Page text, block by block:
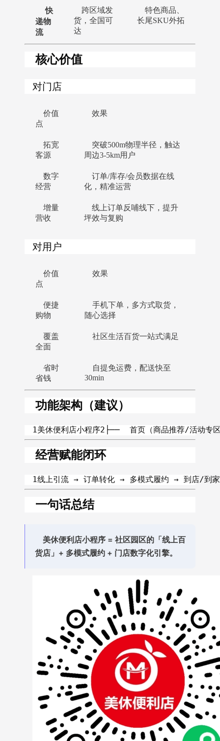
快
递物
流
跨区域发
货，全国可
达
特色商品、
长尾SKU外拓
核心价值
对门店
价值
点
效果
拓宽
客源
突破500m物理半径，触达
周边3-5km用户
数字
经营
订单/库存/会员数据在线
化，精准运营
增量
营收
线上订单反哺线下，提升
坪效与复购
对用户
价值
点
效果
便捷
购物
手机下单，多方式取货，
随心选择
覆盖
全面
社区生活百货一站式满足
省时
省钱
自提免运费，配送快至
30min
功能架构（建议）
1美休便利店小程序2├──  首页（商品推荐/活动
经营赋能闭环
1线上引流 → 订单转化 → 多模式履约 → 到店/
一句话总结
美休便利店小程序 = 社区园区的「线上百
货店」+ 多模式履约 + 门店数字化引擎。